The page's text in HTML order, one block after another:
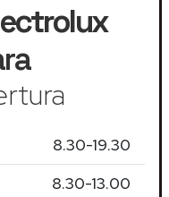
8.30-19.30
8.30-13.00